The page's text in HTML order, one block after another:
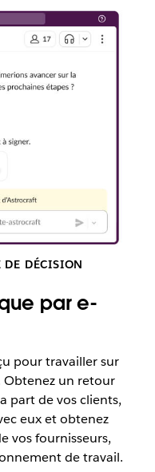
avec
des
multiplié
par 4
DE DÉCISION
par e-
pour travailler sur
Obtenez un retour
part de vos clients,
eux et obtenez
vos fournisseurs,
de travail.